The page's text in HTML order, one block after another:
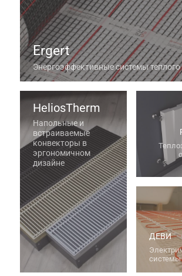
Ergert
Энергоэффективные системы теплого
HeliosTherm
Напольные и
встраиваемые
конвекторы в
эргономичном
дизайне
ДЕВИ
системы